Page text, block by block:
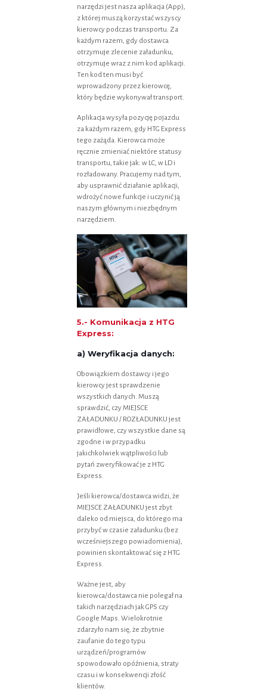
narzędzi jest nasza aplikacja (App),
z której muszą korzystać wszyscy
kierowcy podczas transportu. Za
każdym razem, gdy dostawca
otrzymuje zlecenie załadunku,
otrzymuje wraz z nim kod aplikacji.
Ten kod ten musi być
wprowadzony przez kierowcę,
który będzie wykonywał transport.
Aplikacja wysyła pozycję pojazdu
za każdym razem, gdy HTG Express
tego zażąda. Kierowca może
ręcznie zmieniać niektóre statusy
transportu, takie jak: w LC, w LD i
rozładowany. Pracujemy nad tym,
aby usprawnić działanie aplikacji,
wdrożyć nowe funkcje i uczynić ją
naszym głównym i niezbędnym
narzędziem.
5.- Komunikacja z HTG
Express:
a) Weryfikacja danych:
Obowiązkiem dostawcy i jego
kierowcy jest sprawdzenie
wszystkich danych. Muszą
sprawdzić, czy MIEJSCE
ZAŁADUNKU / ROZŁADUNKU jest
prawidłowe, czy wszystkie dane są
zgodne i w przypadku
jakichkolwiek wątpliwości lub
pytań zweryfikować je z HTG
Express.
Jeśli kierowca/dostawca widzi, że
MIEJSCE ZAŁADUNKU jest zbyt
daleko od miejsca, do którego ma
przybyć w czasie załadunku (bez
wcześniejszego powiadomienia),
powinien skontaktować się z HTG
Express.
Ważne jest, aby
kierowca/dostawca nie polegał na
takich narzędziach jak GPS czy
Google Maps. Wielokrotnie
zdarzyło nam się, że zbytnie
zaufanie do tego typu
urządzeń/programów
spowodowało opóźnienia, straty
czasu i w konsekwencji złość
klientów.